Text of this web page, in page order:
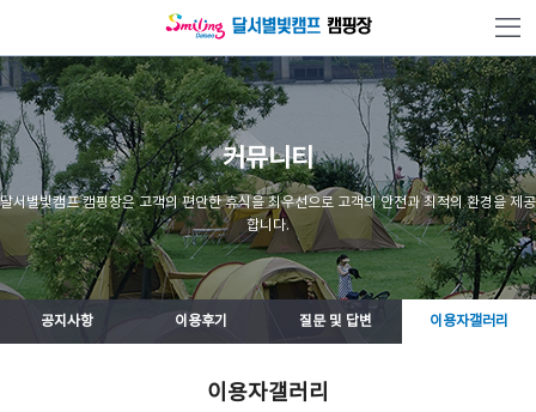
커뮤니티
달서별빛캠프 캠핑장은 고객의 편안한 휴식을 최우선으로 고객의 안전과 최적의 환경을 제공
합니다.
공지사항 이용후기 질문 및 답변 이용자갤러리
이용자갤러리